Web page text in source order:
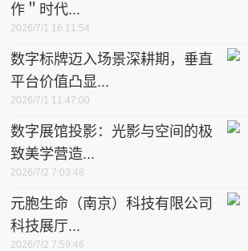
作＂时代...
2026/7/1 16:11:54
数字标牌迈入场景深耕期，垂直
平台价值凸显...
2026/7/1 11:47:00
数字展馆投影：光影与空间的极
致美学营造...
2026/7/2 7:03:48
元胞生命（南京）科技有限公司
科技展厅...
2026/7/2 7:59:46